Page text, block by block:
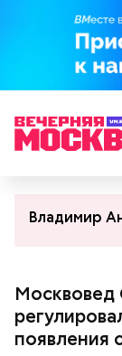
Владимир
Москвовед
появления